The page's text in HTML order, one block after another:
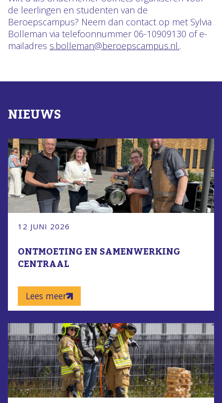
de leerlingen en studenten van de
Beroepscampus? Neem dan contact op met Sylvia
Bolleman via telefoonnummer 06-10909130 of e-
mailadres s.bolleman@beroepscampus.nl..
NIEUWS
12 JUNI 2026
ONTMOETING EN SAMENWERKING
CENTRAAL
Lees meer